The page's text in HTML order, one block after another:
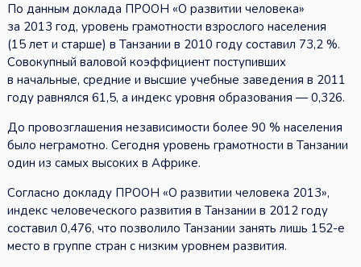
По данным доклада ПРООН «О развитии человека»
за 2013 год, уровень грамотности взрослого населения
(15 лет и старше) в Танзании в 2010 году составил 73,2 %.
Совокупный валовой коэффициент поступивших
в начальные, средние и высшие учебные заведения в 2011
году равнялся 61,5, а индекс уровня образования — 0,326.
До провозглашения независимости более 90 % населения
было неграмотно. Сегодня уровень грамотности в Танзании
один из самых высоких в Африке.
Согласно докладу ПРООН «О развитии человека 2013»,
индекс человеческого развития в Танзании в 2012 году
составил 0,476, что позволило Танзании занять лишь 152-е
место в группе стран с низким уровнем развития.